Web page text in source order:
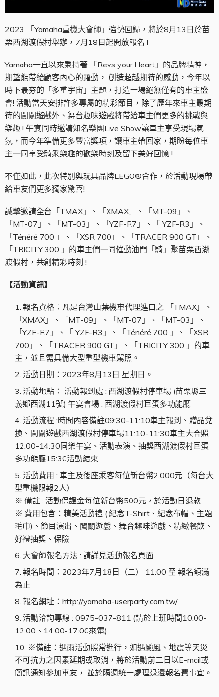
2023 「Yamaha重機大會師」強勢回歸，將於8月13日於苗
栗西湖渡假村舉辦，7月18日起開放報名 !
Yamaha一直以來秉持著 「Revs your Heart」的品牌精神，
期望能帶給顧客內心的躍動， 創造超越期待的感動，今年以
時下最夯的「多重宇宙」主題，打造一場絕無僅有的車主盛
會! 活動當天安排許多專屬的精彩節目，除了歷年來車主最期
待的闖關遊戲外、舞台趣味遊戲將帶給車主們更多的挑戰與
樂趣 ! 午宴同時邀請知名樂團Live Show讓車主享受現場氣
氛，而今年準備更多豐富獎項，讓車主帶回家，期盼每位車
主一同享受騎乘樂趣的歡樂時刻及留下美好回憶 !
不僅如此，此次特別與玩具品牌LEGO®合作，於活動現場帶
給車友們更多獨家驚喜!
誠摯邀請全台「TMAX」、「XMAX」、「MT-09」、
「MT-07」、「MT-03」、「YZF-R7」、「 YZF-R3」、
「Ténéré 700 」、「XSR 700」、「TRACER 900 GT」、
「TRICITY 300 」的車主們一同催動油門「騎」聚苗栗西湖
渡假村，共創精彩時刻 !
【活動資訊】
報名資格：凡是台灣山葉機車代理進口之 「TMAX」、
「XMAX」、「MT-09」、「MT-07」、「MT-03」、
「YZF-R7」、「 YZF-R3」、「Ténéré 700 」、「XSR
700」、「TRACER 900 GT」、「TRICITY 300 」的車
主，並且需具備大型重型機車駕照。
活動日期：2023年8月13日 星期日。
活動地點： 活動報到處 : 西湖渡假村停車場 (苗栗縣三
義鄉西湖11號) 午宴會場 : 西湖渡假村巨蛋多功能廳
活動流程 :時間內容備註09:30-11:10車主報到、贈品兌
換、闖關遊戲西湖渡假村停車場11:10-11:30車主大合照
12:00-14:30同樂午宴、活動表演、抽獎西湖渡假村巨蛋
多功能廳15:30活動結束
活動費用 : 車主及後座乘客每位新台幣2,000元（每台大
型重機限報2人）
※ 備註 : 活動保證金每位新台幣500元，於活動日退款
※ 費用包含：精美活動禮 ( 紀念T-Shirt、紀念布帽、主題
毛巾)、節目演出、闖關遊戲、舞台趣味遊戲、精緻餐飲、
好禮抽獎、保險
大會師報名方法 : 請詳見活動報名頁面
報名時間：2023年7月18日（二） 11:00 至 報名額滿
為止
報名網址： http://yamaha-userparty.com.tw/
活動洽詢專線 : 0975-037-811 (請於上班時間10:00-
12:00、14:00-17:00來電)
※備註：遇雨活動照常進行，如遇颱風、地震等天災
不可抗力之因素延期或取消，將於活動前二日以E-mail或
簡訊通知參加車友， 並於隔週統一處理退還報名費事宜。